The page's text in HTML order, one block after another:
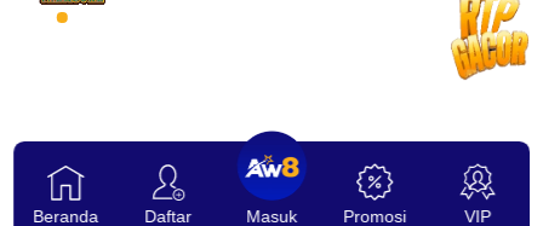
Beranda Daftar Masuk Promosi VIP